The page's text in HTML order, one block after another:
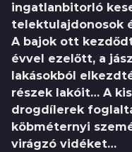
ingatlanbitorló
telektulajdonosok
A bajok ott
évvel ezelőtt, a
lakásokból
részek lakóit… A
drogdílerek
köbméternyi
virágzó vidéket…